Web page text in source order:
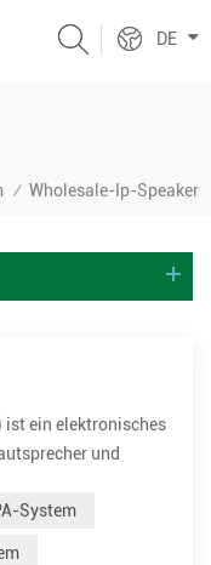
DE
/ Wholesale-Ip-Speaker
ist ein elektronisches
und
Stimme, ein
Klangquelle oder
System